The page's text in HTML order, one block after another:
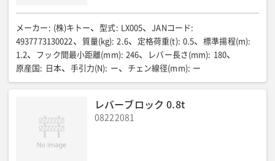
メーカー : (株)キトー 型式: LX005 JANコード :
4937773130022
質量(kg): 2.6 定格荷重(t): 0.5 標準揚程(m):
1.2
フック間最小距離(mm): 246 レバー長さ(mm): 180
原産国 : 日本 手引力(N): ー チェン線径(mm): ー
レバーブロック 0.8t
08222081